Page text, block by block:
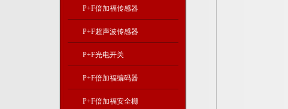
P+F倍加福传感器
P+F超声波传感器
P+F光电开关
P+F倍加福编码器
P+F倍加福安全栅